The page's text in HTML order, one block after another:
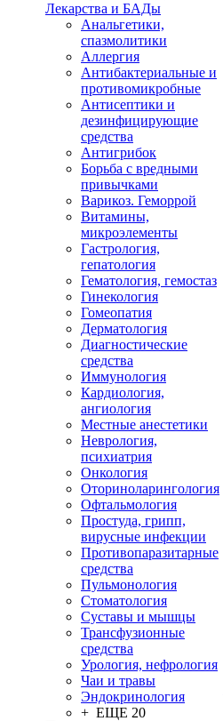
Лекарства и БАДы
Анальгетики,
спазмолитики
Аллергия
Антибактериальные и
противомикробные
Антисептики и
дезинфицирующие
средства
Антигрибок
Борьба с вредными
привычками
Варикоз. Геморрой
Витамины,
микроэлементы
Гастрология,
гепатология
Гематология, гемостаз
Гинекология
Гомеопатия
Дерматология
Диагностические
средства
Иммунология
Кардиология,
ангиология
Местные анестетики
Неврология,
психиатрия
Онкология
Оториноларингология
Офтальмология
Простуда, грипп,
вирусные инфекции
Противопаразитарные
средства
Пульмонология
Стоматология
Суставы и мышцы
Трансфузионные
средства
Урология, нефрология
Чаи и травы
Эндокринология
+ ЕЩЕ 20